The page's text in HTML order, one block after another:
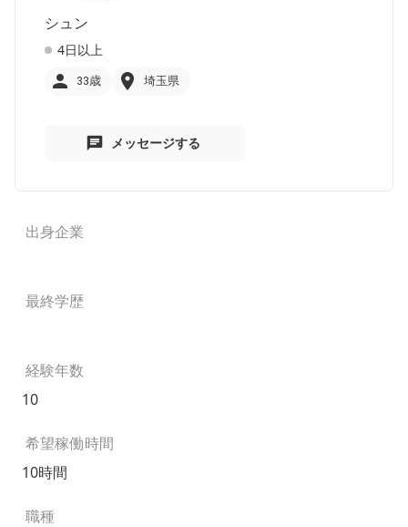
シュン
4日以上
33歳 埼玉県
メッセージする
出身企業
最終学歴
経験年数
10
希望稼働時間
10時間
職種